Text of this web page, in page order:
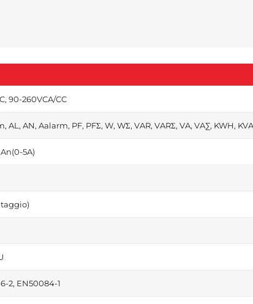
90-260VCA/CC
AL, AN, Aalarm, PF, PFΣ, W, WΣ, VAR, VARΣ, VA, VA∑, KWH,
5A)
2, EN50084-1